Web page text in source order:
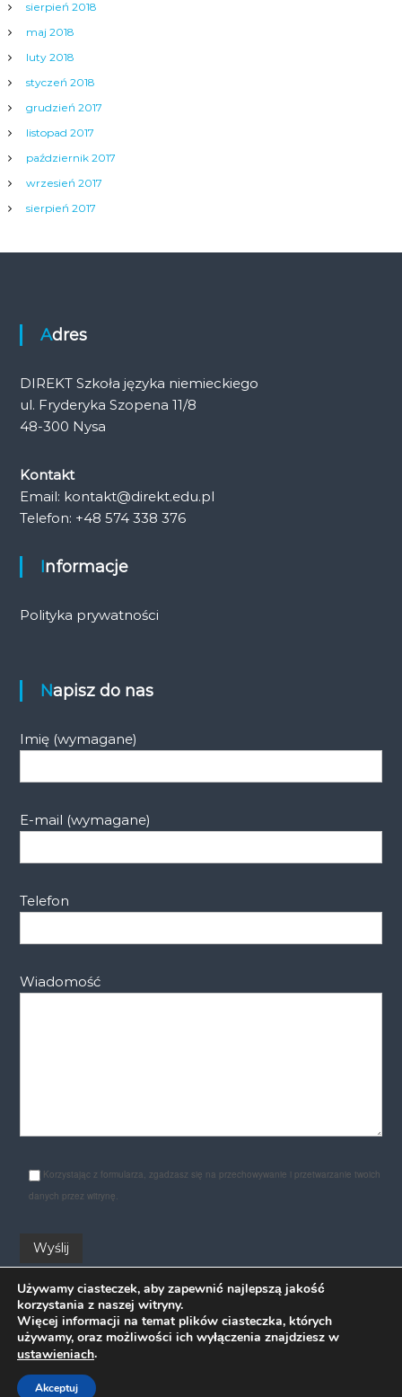
sierpień 2018
maj 2018
luty 2018
styczeń 2018
grudzień 2017
listopad 2017
październik 2017
wrzesień 2017
sierpień 2017
Adres
DIREKT Szkoła języka niemieckiego
ul. Fryderyka Szopena 11/8
48-300 Nysa
Kontakt
Email: kontakt@direkt.edu.pl
Telefon: +48 574 338 376
Informacje
Polityka prywatności
Napisz do nas
Imię (wymagane)
E-mail (wymagane)
Telefon
Wiadomość
Korzystając z formularza, zgadzasz się na przechowywanie i przetwarzanie twoich
danych przez witrynę.
Copyright © 2026
reserved. Theme:
Używamy ciasteczek, aby zapewnić najlepszą jakość
korzystania z naszej witryny.
Więcej informacji na temat plików ciasteczka, których
używamy, oraz możliwości ich wyłączenia znajdziesz w
ustawieniach.
Akceptuj